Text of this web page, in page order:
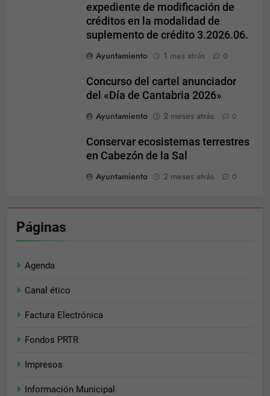
expediente de modificación de
créditos en la modalidad de
suplemento de crédito 3.2026.06.
Ayuntamiento
1 mes atrás 0
Concurso del cartel anunciador
del «Día de Cantabria 2026»
Ayuntamiento
2 meses atrás 0
Conservar ecosistemas terrestres
en Cabezón de la Sal
Ayuntamiento
2 meses atrás 0
Páginas
Agenda
Canal ético
Factura Electrónica
Fondos PRTR
Impresos
Información Municipal